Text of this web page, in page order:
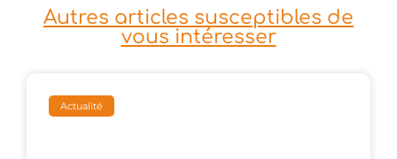
Autres articles susceptibles de
vous intéresser
Actualité